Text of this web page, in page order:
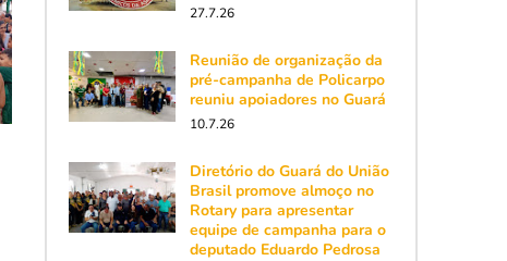
27.7.26
Reunião de organização da
pré-campanha de Policarpo
reuniu apoiadores no Guará
10.7.26
Diretório do Guará do União
Brasil promove almoço no
Rotary para apresentar
equipe de campanha para o
deputado Eduardo Pedrosa